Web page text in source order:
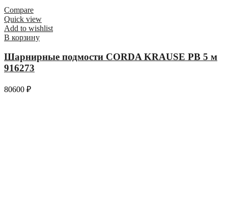
Compare
Quick view
Add to wishlist
В корзину
Шарнирные подмости CORDA KRAUSE РВ 5 м
916273
80600 ₽